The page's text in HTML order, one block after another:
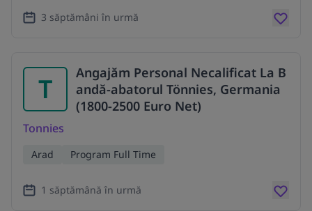
3 săptămâni în urmă
T
Angajăm Personal Necalificat La B
andă-abatorul Tönnies, Germania
(1800-2500 Euro Net)
Tonnies
Arad Program Full Time
1 săptămână în urmă